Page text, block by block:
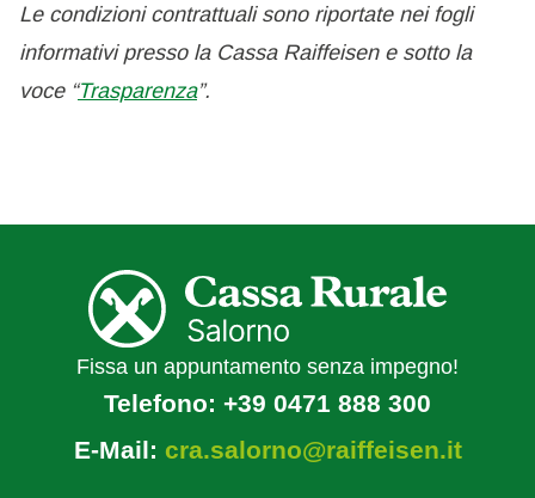
Le condizioni contrattuali sono riportate nei fogli
informativi presso la Cassa Raiffeisen e sotto la
voce “Trasparenza”.
Fissa un appuntamento senza impegno!
Telefono: +39 0471 888 300
E-Mail: cra.salorno@raiffeisen.it